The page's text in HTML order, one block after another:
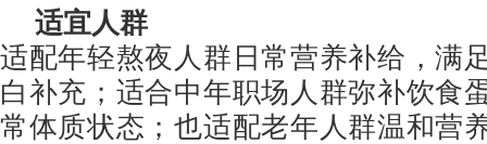
适宜人群
适配年轻熬夜人群日常营养补给，满
白补充；适合中年职场人群弥补饮食
常体质状态；也适配老年人群温和营